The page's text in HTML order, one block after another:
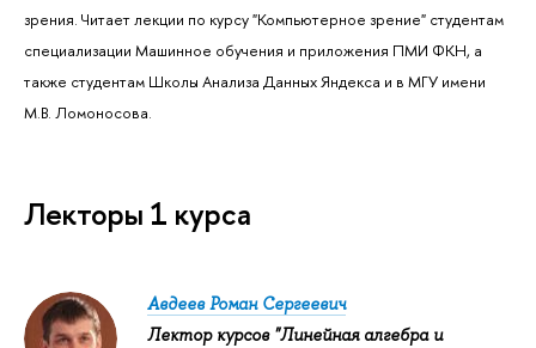
зрения. Читает лекции по курсу "Компьютерное зрение" студентам
специализации Машинное обучения и приложения ПМИ ФКН, а
также студентам Школы Анализа Данных Яндекса и в МГУ имени
М.В. Ломоносова.
Лекторы 1 курса
Авдеев Роман Сергеевич
Лектор курсов "Линейная алгебра и